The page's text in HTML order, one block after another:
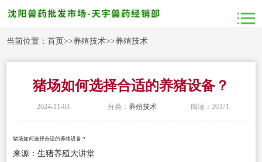
当前位置：首页>>养殖技术>>养殖技术
猪场如何选择合适的养猪设备？
2024-11-03 分类： 养殖技术 阅读：20371
猪场如何选择合适的养猪设备？
来源：生猪养殖大讲堂